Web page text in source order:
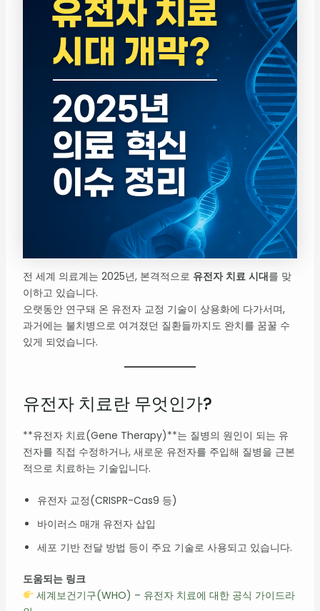
전 세계 의료계는 2025년, 본격적으로 유전자 치료 시대를 맞
이하고 있습니다.
오랫동안 연구돼 온 유전자 교정 기술이 상용화에 다가서며,
과거에는 불치병으로 여겨졌던 질환들까지도 완치를 꿈꿀 수
있게 되었습니다.
유전자 치료란 무엇인가?
**유전자 치료(Gene Therapy)**는 질병의 원인이 되는 유
전자를 직접 수정하거나, 새로운 유전자를 주입해 질병을 근본
적으로 치료하는 기술입니다.
유전자 교정(CRISPR-Cas9 등)
바이러스 매개 유전자 삽입
세포 기반 전달 방법 등이 주요 기술로 사용되고 있습니다.
도움되는 링크
세계보건기구(WHO) – 유전자 치료에 대한 공식 가이드라